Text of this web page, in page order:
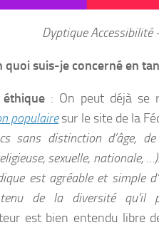
Dyptique Accessibilité
quoi suis-je concerné en
éthique: On peut déjà se
populairesur le site de la
sans distinction d’âge,
sexuelle, nationale,
est agréable et simple
de la diversité qu’il
est bien entendu libre